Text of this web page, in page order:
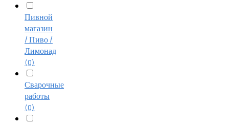
Пивной
магазин
/ Пиво /
Лимонад
(0)
Сварочные
работы
(0)